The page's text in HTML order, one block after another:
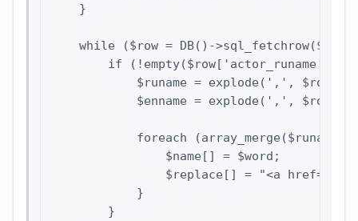
    }
while ($row = DB()-
if (!empty($row['actor_runame'])
$runame = explode(',',
$enname = explode(',',
foreach (array_merge($runame,
                $name[] = $word;
$replace[] = "<a
            }
        }